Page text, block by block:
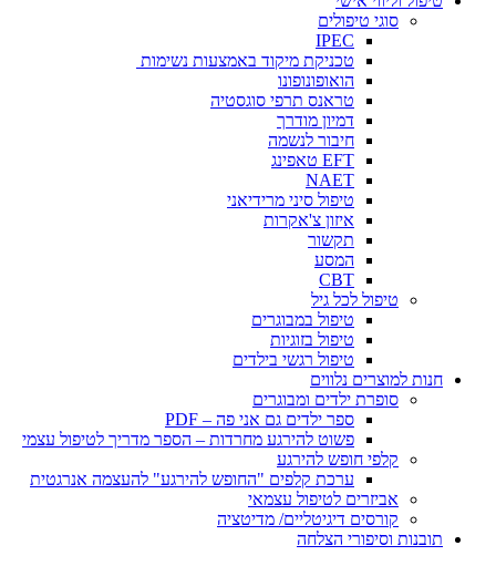
סוגי טיפולים
IPEC
טכניקת מיקוד באמצעות נשימות
הואופונופונו
טראנס תרפי סוגסטיה
דמיון מודרך
חיבור לנשמה
EFT טאפינג
NAET
טיפול סיני מרידיאני
איזון צ'אקרות
תקשור
המסע
CBT
טיפול לכל גיל
טיפול במבוגרים
טיפול בזוגיות
טיפול רגשי בילדים
חנות למוצרים נלווים
סופרת ילדים ומבוגרים
ספר ילדים גם אני פה – PDF
פשוט להירגע מחרדות – הספר מדריך לטיפול עצמי
קלפי חופש להירגע
ערכת קלפים "החופש להירגע" להעצמה אנרגטית
אביזרים לטיפול עצמאי
קורסים דיגיטליים/ מדיטציה
תובנות וסיפורי הצלחה